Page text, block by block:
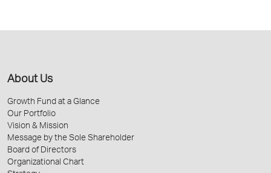
About Us
Growth Fund at a Glance
Our Portfolio
Vision & Mission
Message by the Sole Shareholder
Board of Directors
Organizational Chart